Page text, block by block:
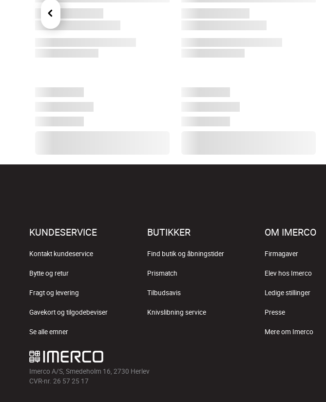
KUNDESERVICE
Kontakt kundeservice
Bytte og retur
Fragt og levering
Gavekort og tilgodebeviser
Se alle emner
BUTIKKER
Find butik og åbningstider
Prismatch
Tilbudsavis
Knivslibning service
OM IMERCO
Firmagaver
Elev hos Imerco
Ledige stillinger
Presse
Mere om Imerco
Imerco A/S, Smedeholm 16, 2730 Herlev
CVR-nr. 26 57 25 17